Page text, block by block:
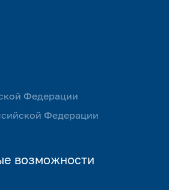
Федерации
Федерации
возможности